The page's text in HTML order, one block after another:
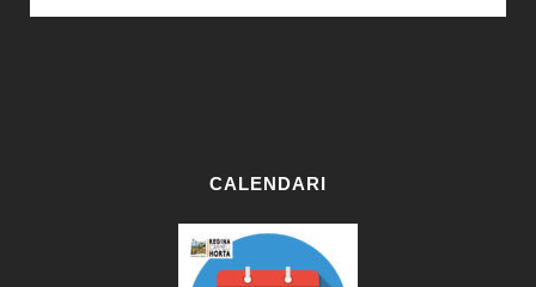
ANTERIORS:
CALENDARI